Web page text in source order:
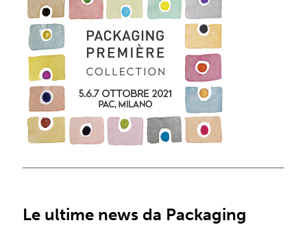
Le ultime news da Packaging